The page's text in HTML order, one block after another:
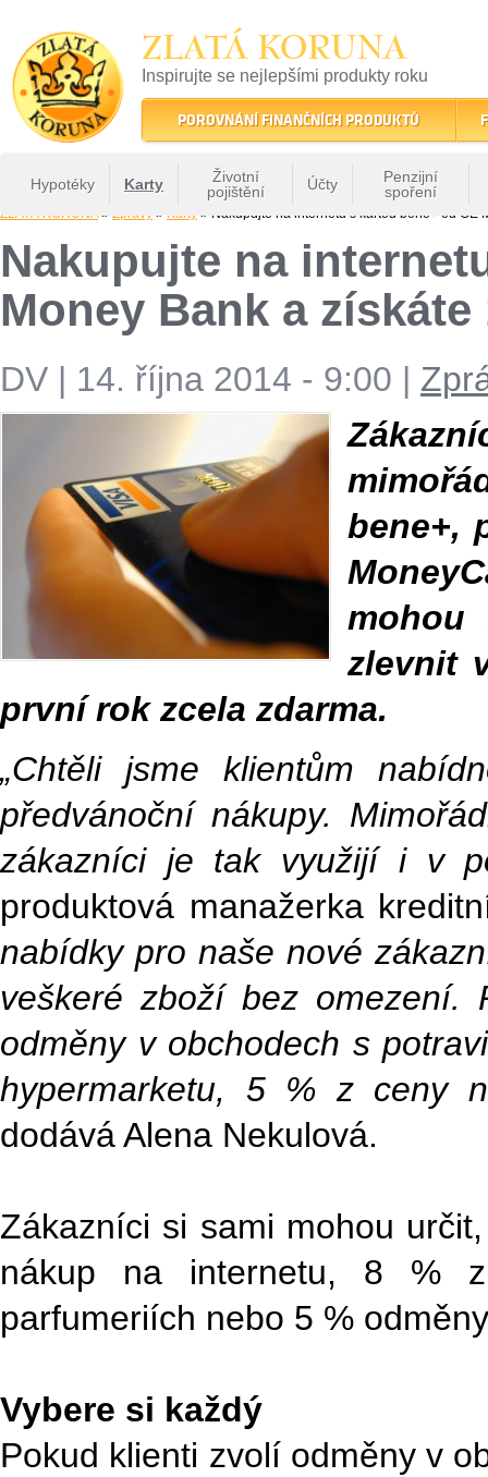
ZLATÁ KORUNA
Inspirujte se nejlepšími produkty roku
22 let tradice a kvality na finančním trhu
POROVNÁNÍ FINANČNÍCH PRODUKTŮ
Hypotéky Karty
Životní
pojištění
Účty
Penzijní
spoření
ZLATÁ KORUNA» Zprávy » Karty » Nakupujte na internetu s kartou bene+ od GE
Nakupujte na
Money Bank a získáte
DV | 14. října 2014 - 9:00 |
bene+,
zlevnit
první rok zcela zdarma.
„Chtěli jsme klientům
předvánoční nákupy.
zákazníci je tak využijí i v
produktová manažerka
nabídky pro naše nové
veškeré zboží bez omezení.
odměny v obchodech s
hypermarketu, 5 % z ceny
dodává Alena Nekulová.
Zákazníci si sami mohou
nákup na internetu, 8 %
parfumeriích nebo 5 %
Vybere si každý
Pokud klienti zvolí odměny v